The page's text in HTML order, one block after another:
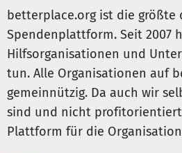
betterplace.org ist die größte
Spendenplattform. Seit 2007
Hilfsorganisationen und
tun. Alle Organisationen auf
gemeinnützig. Da auch wir
sind und nicht
Plattform für die